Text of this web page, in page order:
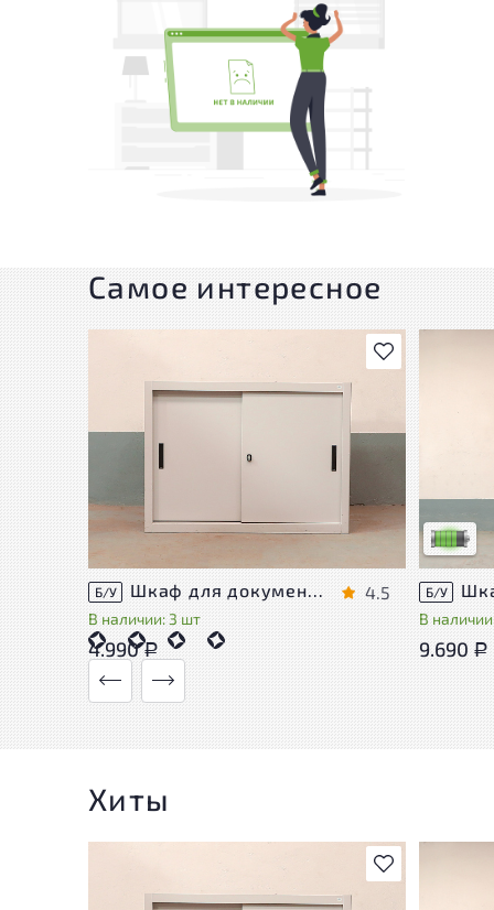
Самое интересное
В избранное
Б/У
В наличии: 3 шт
4.5
4.990Р
Низкая
Б/У
В
9.690 Р
Хиты
В избранное